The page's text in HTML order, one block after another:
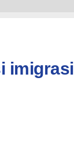
imigrasi